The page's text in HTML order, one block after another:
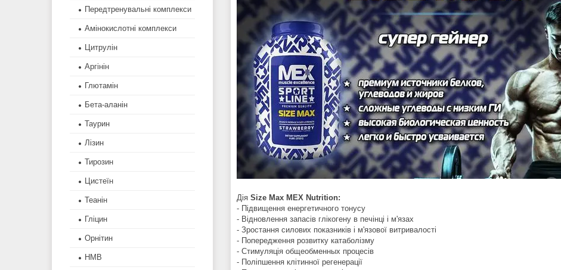
Дія Size Max MEX Nutrition:
- Підвищення енергетичного тонусу
- Відновлення запасів глікогену в печінці і м'язах
- Зростання силових показників і м'язової витривалості
- Попередження розвитку катаболізму
- Стимуляція общеобменных процесів
- Поліпшення клітинної регенерації
Передтренувальні комплекси
Амінокислотні комплекси
Цитрулін
Аргінін
Глютамін
Бета-аланін
Таурин
Лізин
Тирозин
Цистеїн
Теанін
Гліцин
Орнітин
HMB